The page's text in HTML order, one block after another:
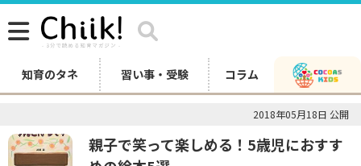
知育のタネ 習い事・受験 コラム
2018年05月18日 公開
親子で笑って楽しめる！5歳児におすす